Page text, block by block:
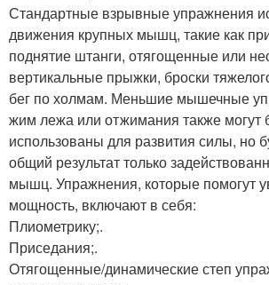
Стандартные взрывные упражнения
движения крупных мышц, такие как
поднятие штанги, отягощенные или
вертикальные прыжки, броски
бег по холмам. Меньшие мышечные
жим лежа или отжимания также могут
использованы для развития силы, но
общий результат только
мышц. Упражнения, которые помогут
мощность, включают в себя:
Плиометрику;.
Приседания;.
Отягощенные/динамические степ